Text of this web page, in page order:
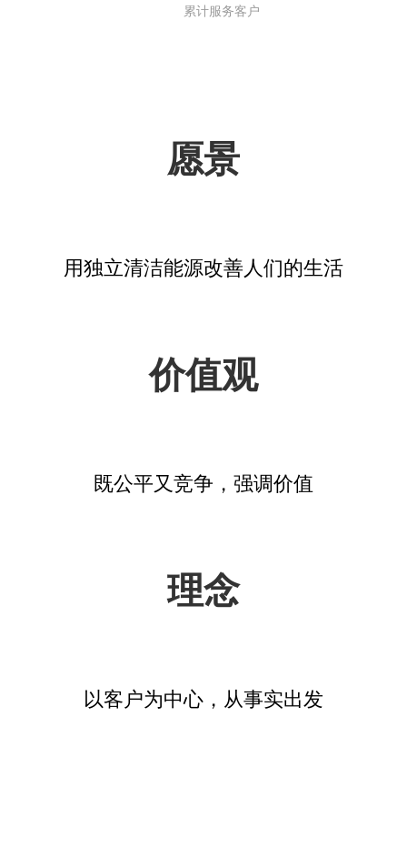
累计服务客户
愿景
用独立清洁能源改善人们的生活
价值观
既公平又竞争，强调价值
理念
以客户为中心，从事实出发